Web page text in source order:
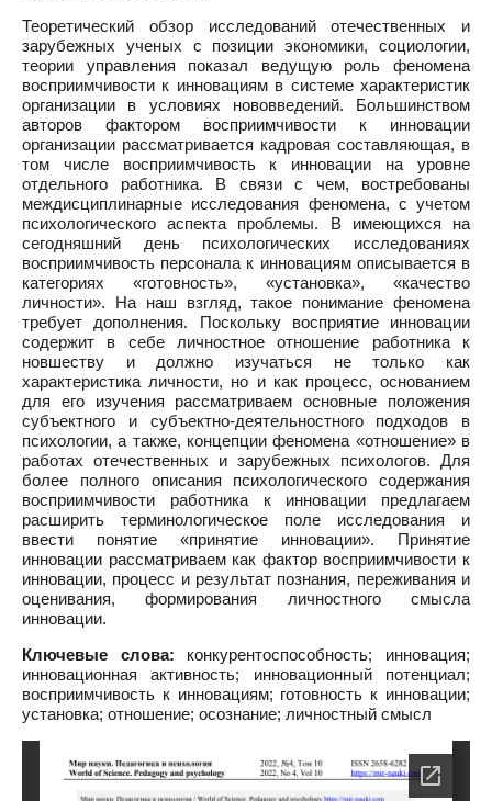
Теоретический обзор исследований отечественных и
зарубежных ученых с позиции экономики, социологии,
теории управления показал ведущую роль феномена
восприимчивости к инновациям в системе характеристик
организации в условиях нововведений. Большинством
авторов фактором восприимчивости к инновации
организации рассматривается кадровая составляющая, в
том числе восприимчивость к инновации на уровне
отдельного работника. В связи с чем, востребованы
междисциплинарные исследования феномена, с учетом
психологического аспекта проблемы. В имеющихся на
сегодняшний день психологических исследованиях
восприимчивость персонала к инновациям описывается в
категориях «готовность», «установка», «качество
личности». На наш взгляд, такое понимание феномена
требует дополнения. Поскольку восприятие инновации
содержит в себе личностное отношение работника к
новшеству и должно изучаться не только как
характеристика личности, но и как процесс, основанием
для его изучения рассматриваем основные положения
субъектного и субъектно-деятельностного подходов в
психологии, а также, концепции феномена «отношение» в
работах отечественных и зарубежных психологов. Для
более полного описания психологического содержания
восприимчивости работника к инновации предлагаем
расширить терминологическое поле исследования и
ввести понятие «принятие инновации». Принятие
инновации рассматриваем как фактор восприимчивости к
инновации, процесс и результат познания, переживания и
оценивания, формирования личностного смысла
инновации.
Ключевые слова: конкурентоспособность; инновация;
инновационная активность; инновационный потенциал;
восприимчивость к инновациям; готовность к инновации;
установка; отношение; осознание; личностный смысл